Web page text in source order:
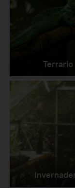
Terrario